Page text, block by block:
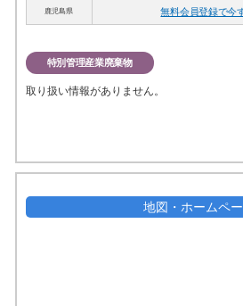
鹿児島県 無料会員登録で今
特別管理産業廃棄物
取り扱い情報がありません。
地図・ホームペ